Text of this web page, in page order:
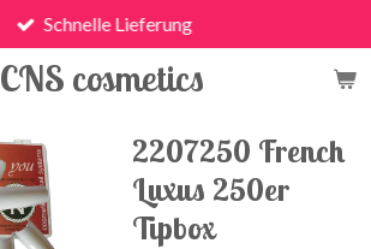
CNS cosmetics
Schnelle Lieferung
2207250 French
Luxus 250er
Tipbox